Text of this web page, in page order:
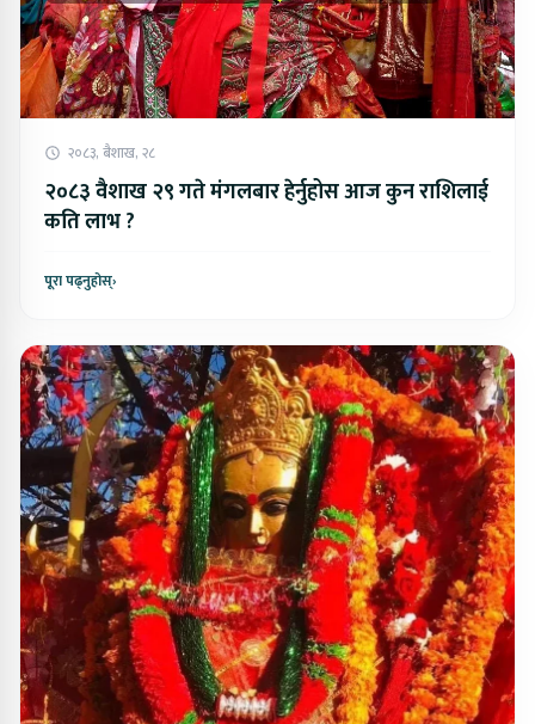
२०८३, बैशाख, २८
२०८३ वैशाख २९ गते मंगलबार हेर्नुहोस आज कुन राशिलाई
कति लाभ ?
पूरा पढ्नुहोस्›